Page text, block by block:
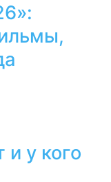
у кого